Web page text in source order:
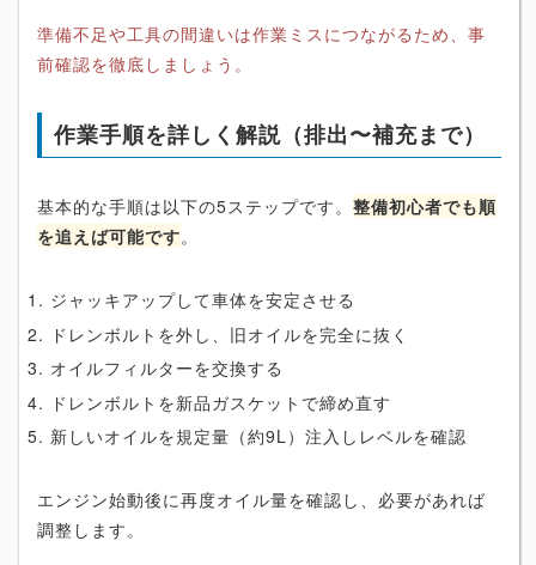
準備不足や工具の間違いは作業ミスにつながるため、事
前確認を徹底しましょう。
作業手順を詳しく解説（排出〜補充まで）
基本的な手順は以下の5ステップです。 整備初心者でも順
を追えば可能です。
ジャッキアップして車体を安定させる
ドレンボルトを外し、旧オイルを完全に抜く
オイルフィルターを交換する
ドレンボルトを新品ガスケットで締め直す
新しいオイルを規定量（約9L）注入しレベルを確認
エンジン始動後に再度オイル量を確認し、必要があれば
調整します。